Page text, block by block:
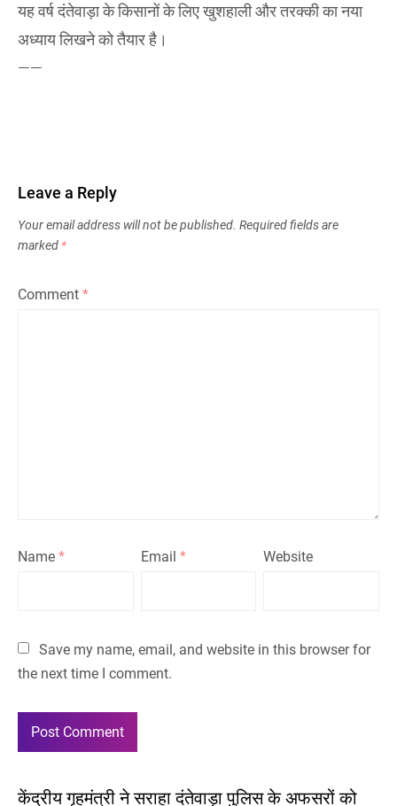
​यह वर्ष दंतेवाड़ा के किसानों के लिए खुशहाली और तरक्की का नया
अध्याय लिखने को तैयार है।
——
Leave a Reply
Your email address will not be published. Required fields are
marked *
Comment *
Name * Email * Website
Save my name, email, and website in this browser for
the next time I comment.
केंद्रीय गृहमंत्री ने सराहा दंतेवाड़ा पुलिस के अफसरों को